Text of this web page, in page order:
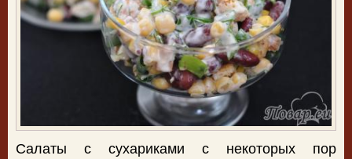
Салаты с сухариками с некоторых пор